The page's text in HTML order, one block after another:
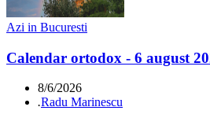
Azi in Bucuresti
Calendar ortodox - 6 august
8/6/2026
.Radu Marinescu